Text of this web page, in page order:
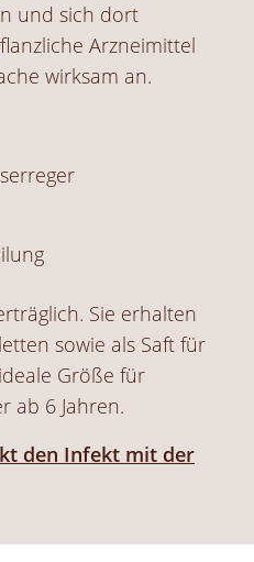
und sich dort
Arzneimittel
wirksam an.
Sie erhalten
sowie als Saft für
Größe für
ab 6 Jahren.
den Infekt mit der